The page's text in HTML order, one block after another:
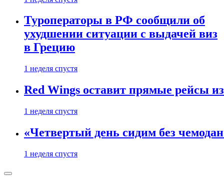
Туроператоры в РФ сообщили об
ухудшении ситуации с выдачей виз
в Грецию
1 неделя спустя
Red Wings оставит прямые рейсы
1 неделя спустя
«Четвертый день сидим без
1 неделя спустя